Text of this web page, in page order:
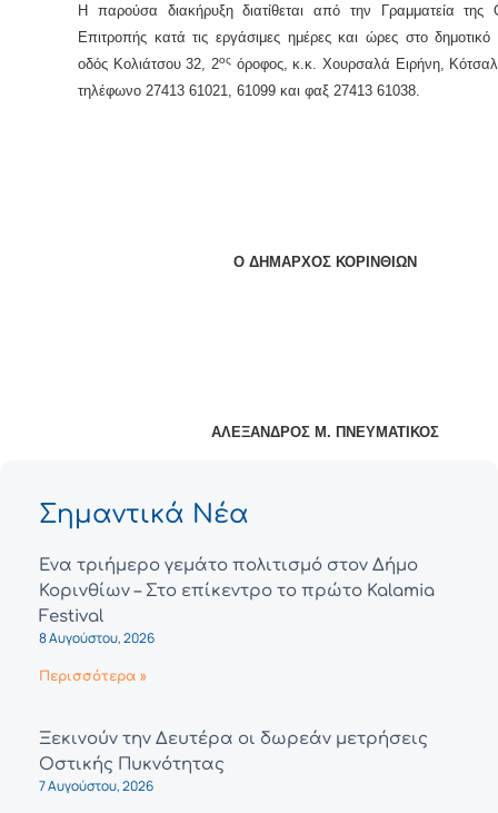
Η παρούσα διακήρυξη διατίθεται από την Γραμματεία της
Επιτροπής κατά τις εργάσιμες ημέρες και ώρες στο
οδός Κολιάτσου 32, 2ος όροφος, κ.κ. Χουρσαλά Ειρήνη,
τηλέφωνο 27413 61021, 61099 και φαξ 27413 61038.
Ο ΔΗΜΑΡΧΟΣ ΚΟΡΙΝΘΙΩΝ
ΑΛΕΞΑΝΔΡΟΣ Μ. ΠΝΕΥΜΑΤΙΚΟΣ
Σημαντικά Νέα
Ένα τριήμερο γεμάτο πολιτισμό στον Δήμο
Κορινθίων – Στο επίκεντρο το πρώτο Kalamia
Festival
8 Αυγούστου, 2026
Περισσότερα »
Ξεκινούν την Δευτέρα οι δωρεάν μετρήσεις
Οστικής Πυκνότητας
7 Αυγούστου, 2026